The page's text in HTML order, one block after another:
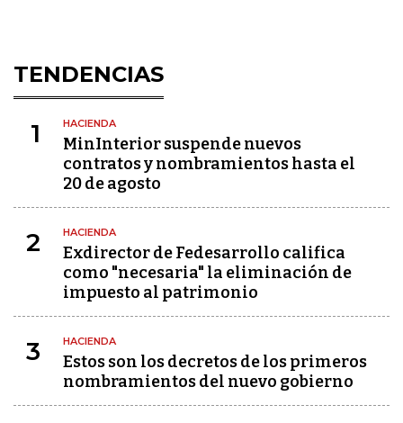
TENDENCIAS
1 HACIENDA
MinInterior suspende nuevos
contratos y nombramientos hasta el
20 de agosto
2 HACIENDA
Exdirector de Fedesarrollo califica
como "necesaria" la eliminación de
impuesto al patrimonio
3 HACIENDA
Estos son los decretos de los primeros
nombramientos del nuevo gobierno